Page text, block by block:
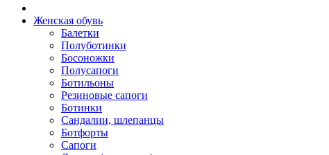
Женская обувь
Балетки
Полуботинки
Босоножки
Полусапоги
Ботильоны
Резиновые сапоги
Ботинки
Сандалии, шлепанцы
Ботфорты
Сапоги